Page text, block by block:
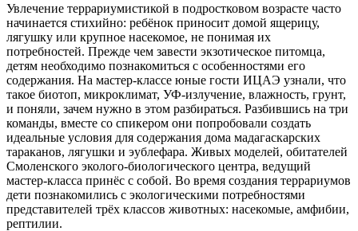
Увлечение террариумистикой в подростковом возрасте часто
начинается стихийно: ребёнок приносит домой ящерицу,
лягушку или крупное насекомое, не понимая их
потребностей. Прежде чем завести экзотическое питомца,
детям необходимо познакомиться с особенностями его
содержания. На мастер-классе юные гости ИЦАЭ узнали, что
такое биотоп, микроклимат, УФ-излучение, влажность, грунт,
и поняли, зачем нужно в этом разбираться. Разбившись на три
команды, вместе со спикером они попробовали создать
идеальные условия для содержания дома мадагаскарских
тараканов, лягушки и эублефара. Живых моделей, обитателей
Смоленского эколого-биологического центра, ведущий
мастер-класса принёс с собой. Во время создания террариумов
дети познакомились с экологическими потребностями
представителей трёх классов животных: насекомые, амфибии,
рептилии.